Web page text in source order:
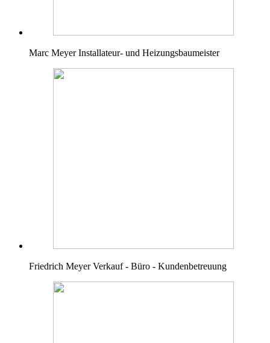
Marc Meyer Installateur- und Heizungsbaumeister
Friedrich Meyer Verkauf - Büro - Kundenbetreuung